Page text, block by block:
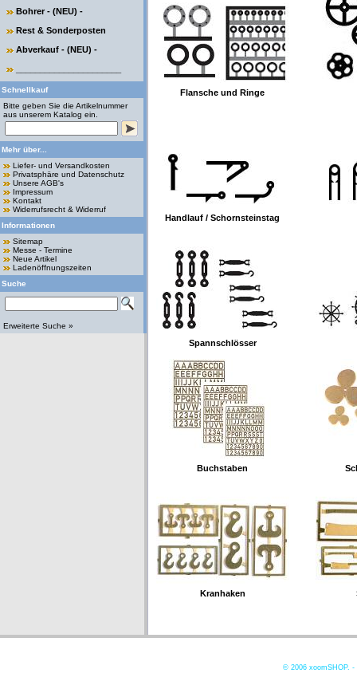
Bohrer - (NEU) -
Rest & Sonderposten
Abverkauf - (NEU) -
Schnellkauf
Bitte geben Sie die Artikelnummer
aus unserem Katalog ein.
Mehr über...
Liefer- und Versandkosten
Privatsphäre und Datenschutz
Unsere AGB's
Impressum
Kontakt
Widerrufsrecht & Widerruf
Informationen
Sitemap
Messe - Termine
Neue Artikel
Ladenöffnungszeiten
Suche
Erweiterte Suche »
Flansche und Ringe
Handlauf / Schornsteinstag
Spannschlösser
Buchstaben
Kranhaken
© 2006 xoomSHOP. -